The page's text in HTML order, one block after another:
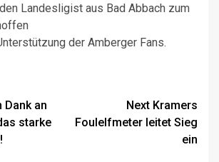
Landesligist aus Bad Abbach zum
der Amberger Fans.
Dank an
starke
Next Kramers
Foulelfmeter leitet Sieg
ein